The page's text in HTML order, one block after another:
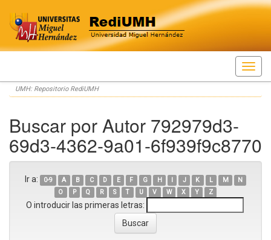
Skip
navigation
UMH: Repositorio RediUMH
Buscar por Autor 792979d3-
69d3-4362-9a01-6f939f9c8770
Ir a: 0-9 A B C D E F G H I J K L M
N
O
P Q R S T U V W X Y Z
O introducir las primeras letras: